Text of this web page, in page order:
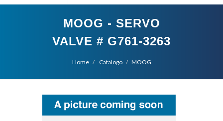
MOOG - SERVO
VALVE # G761-3263
Home Catalogo MOOG